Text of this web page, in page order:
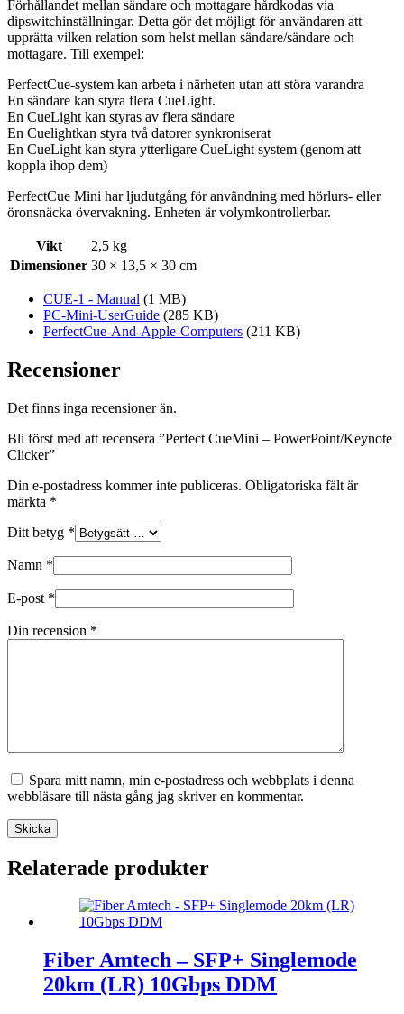
Förhållandet mellan sändare och mottagare hårdkodas via
dipswitchinställningar. Detta gör det möjligt för användaren att
upprätta vilken relation som helst mellan sändare/sändare och
mottagare. Till exempel:
PerfectCue-system kan arbeta i närheten utan att störa varandra
En sändare kan styra flera CueLight.
En CueLight kan styras av flera sändare
En Cuelightkan styra två datorer synkroniserat
En CueLight kan styra ytterligare CueLight system (genom att
koppla ihop dem)
PerfectCue Mini har ljudutgång för användning med hörlurs- eller
öronsnäcka övervakning. Enheten är volymkontrollerbar.
Vikt
2,5 kg
Dimensioner 30 × 13,5 × 30 cm
CUE-1 - Manual (1 MB)
PC-Mini-UserGuide (285 KB)
PerfectCue-And-Apple-Computers (211 KB)
Recensioner
Det finns inga recensioner än.
Bli först med att recensera ”Perfect CueMini – PowerPoint/Keynote
Clicker”
Din e-postadress kommer inte publiceras. Obligatoriska fält är
märkta *
Ditt betyg *
Namn *
E-post *
Din recension *
Spara mitt namn, min e-postadress och webbplats i denna
webbläsare till nästa gång jag skriver en kommentar.
Skicka
Relaterade produkter
Fiber Amtech – SFP+ Singlemode
20km (LR) 10Gbps DDM